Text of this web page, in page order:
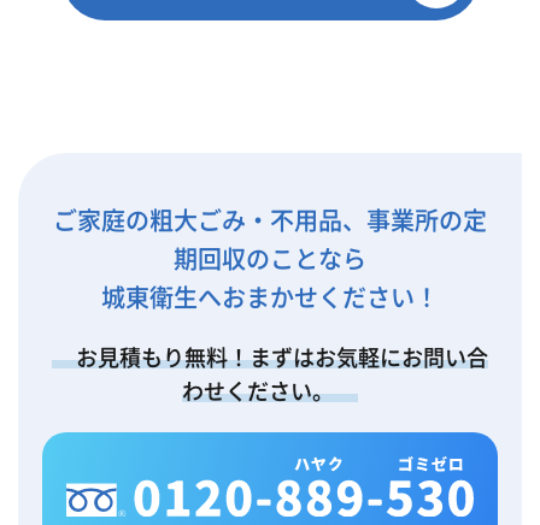
ご家庭の粗大ごみ・不用品、事業所の定
期回収のことなら
城東衛生へおまかせください！
お見積もり無料！まずはお気軽にお問い合
わせください。